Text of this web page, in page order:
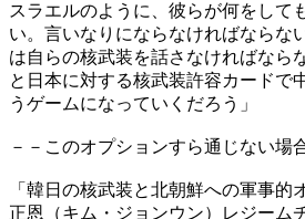
スラエルのように、彼らが何をして
い。言いなりにならなければならな
は自らの核武装を話さなければなら
と日本に対する核武装許容カードで
うゲームになっていくだろう」
－－このオプションすら通じない場
「韓日の核武装と北朝鮮への軍事的
正恩（キム・ジョンウン）レジーム